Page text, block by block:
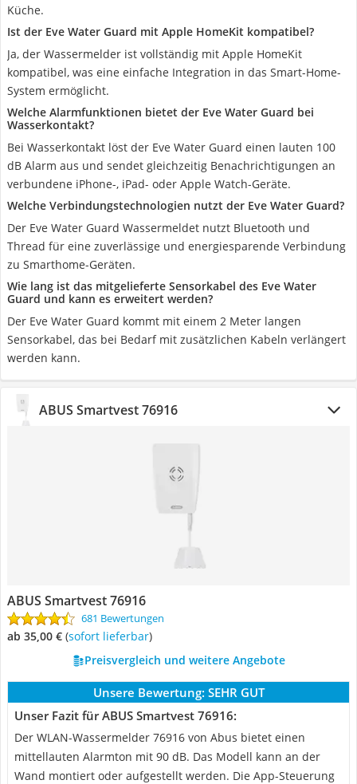
Küche.
Ist der Eve Water Guard mit Apple HomeKit kompatibel?
Ja, der Wassermelder ist vollständig mit Apple HomeKit
kompatibel, was eine einfache Integration in das Smart-Home-
System ermöglicht.
Welche Alarmfunktionen bietet der Eve Water Guard bei
Wasserkontakt?
Bei Wasserkontakt löst der Eve Water Guard einen lauten 100
dB Alarm aus und sendet gleichzeitig Benachrichtigungen an
verbundene iPhone-, iPad- oder Apple Watch-Geräte.
Welche Verbindungstechnologien nutzt der Eve Water Guard?
Der Eve Water Guard Wassermeldet nutzt Bluetooth und
Thread für eine zuverlässige und energiesparende Verbindung
zu Smarthome-Geräten.
Wie lang ist das mitgelieferte Sensorkabel des Eve Water
Guard und kann es erweitert werden?
Der Eve Water Guard kommt mit einem 2 Meter langen
Sensorkabel, das bei Bedarf mit zusätzlichen Kabeln verlängert
werden kann.
ABUS Smartvest 76916
ABUS Smartvest 76916
681 Bewertungen
ab 35,00 € ( Sofort lieferbar)
Preisvergleich und weitere Angebote
Unsere Bewertung: SEHR GUT
Unser Fazit für ABUS Smartvest 76916:
Der WLAN-Wassermelder 76916 von Abus bietet einen
mittellauten Alarmton mit 90 dB. Das Modell kann an der
Wand montiert oder aufgestellt werden. Die App-Steuerung